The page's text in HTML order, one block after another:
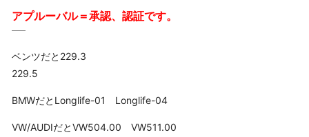
アプルーバル＝承認、認証です。
ベンツだと229.3
229.5
BMWだとLonglife-01 Longlife-04
VW/AUDIだとVW504.00 VW511.00